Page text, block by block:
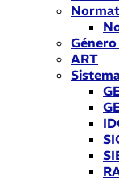
ART